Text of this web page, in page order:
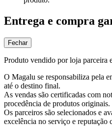
Entrega e compra
Fechar
Produto vendido por loja parceira
O Magalu se responsabiliza pela
até o destino final.
As vendas são certificadas com
procedência de produtos originais.
Os parceiros são selecionados e
excelência no serviço e reputação